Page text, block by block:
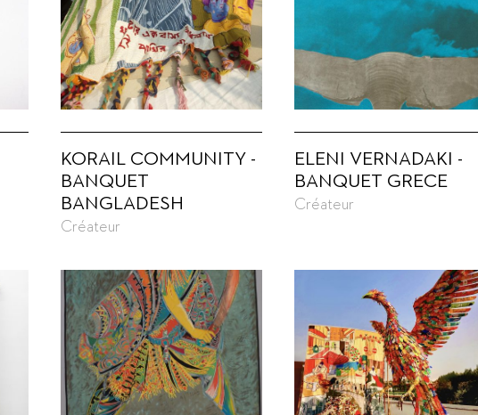
KORAIL COMMUNITY -
BANQUET
BANGLADESH
Créateur
ELENI VERNADAKI -
BANQUET GRECE
Créateur